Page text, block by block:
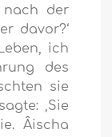
nach der
davor?‘
ich
des
sie
‚Sie
Âischa